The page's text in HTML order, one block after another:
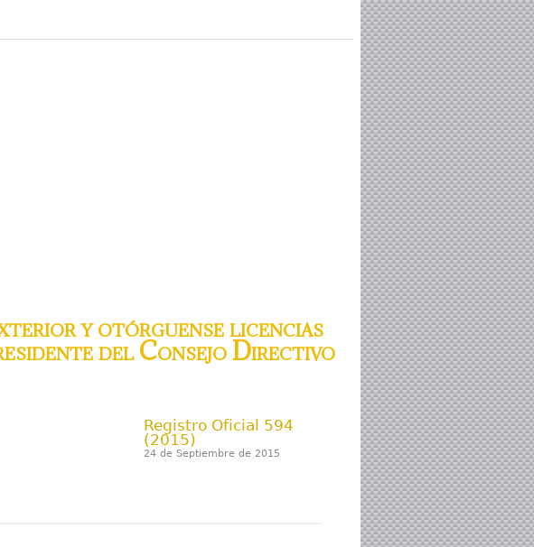
y otórguense licencias
del Consejo Directivo
Registro Oficial 594
(2015)
24 de Septiembre de 2015